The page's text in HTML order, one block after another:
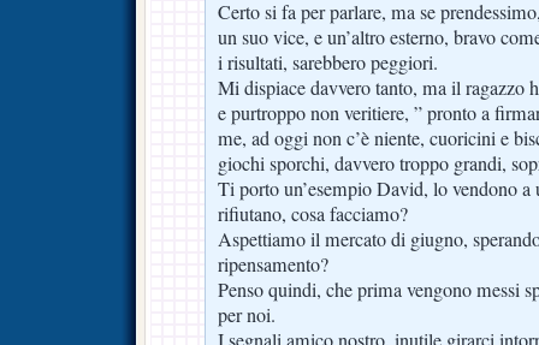
Certo si fa per parlare, ma se
un suo vice, e un’altro esterno, bravo
i risultati, sarebbero peggiori.
Mi dispiace davvero tanto, ma il ragazzo
e purtroppo non veritiere, ” pronto a
me, ad oggi non c’è niente, cuoricini e
giochi sporchi, davvero troppo grandi,
Ti porto un’esempio David, lo vendono a
rifiutano, cosa facciamo?
Aspettiamo il mercato di giugno,
ripensamento?
Penso quindi, che prima vengono messi
per noi.